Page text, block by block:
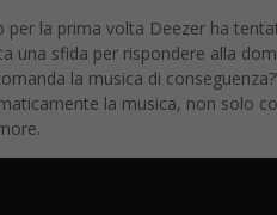
la prima volta Deezer ha
una sfida per rispondere alla
la musica di
la musica, non solo